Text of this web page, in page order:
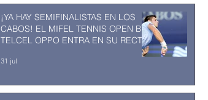
¡YA HAY SEMIFINALISTAS EN LOS
CABOS! EL MIFEL TENNIS OPEN BY
TELCEL OPPO ENTRA EN SU RECTA
31 jul